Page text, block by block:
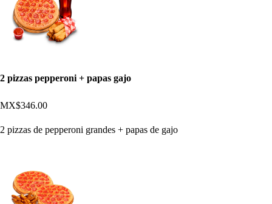
2 pizzas pepperoni + papas gajo
MX$346.00
2 pizzas de pepperoni grandes + papas de gajo